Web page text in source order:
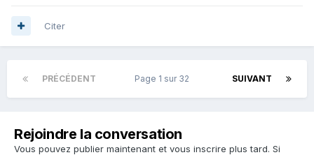
Citer
PRÉCÉDENT SUIVANT
Page 1 sur 32
Rejoindre la conversation
Vous pouvez publier maintenant et vous inscrire plus tard. Si